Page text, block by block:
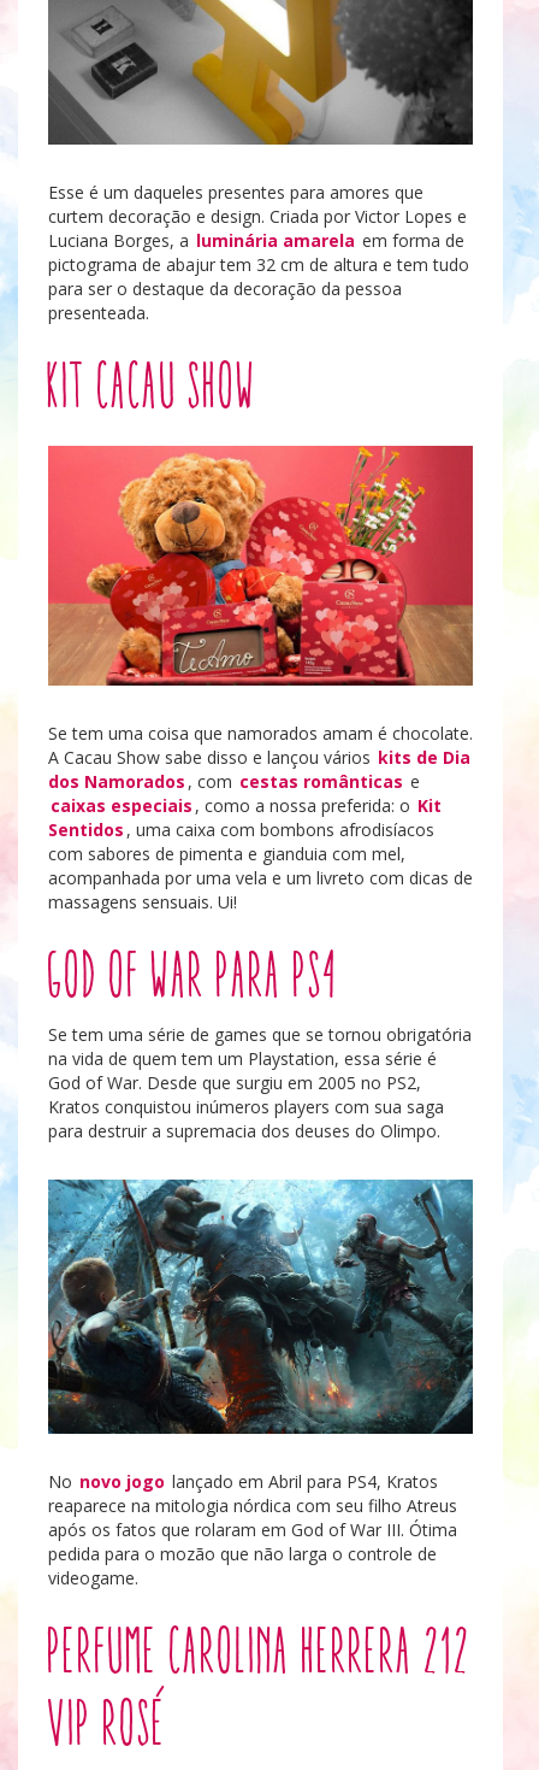
Esse é um daqueles presentes para amores que
curtem decoração e design. Criada por Victor Lopes e
Luciana Borges, a luminária amarela em forma de
pictograma de abajur tem 32 cm de altura e tem tudo
para ser o destaque da decoração da pessoa
presenteada.
Kit Cacau Show
Se tem uma coisa que namorados amam é chocolate.
A Cacau Show sabe disso e lançou vários kits de Dia
dos Namorados , com cestas românticas e
caixas especiais , como a nossa preferida: o Kit
Sentidos , uma caixa com bombons afrodisíacos
com sabores de pimenta e gianduia com mel,
acompanhada por uma vela e um livreto com dicas de
massagens sensuais. Ui!
God of War para PS4
Se tem uma série de games que se tornou obrigatória
na vida de quem tem um Playstation, essa série é
God of War. Desde que surgiu em 2005 no PS2,
Kratos conquistou inúmeros players com sua saga
para destruir a supremacia dos deuses do Olimpo.
No novo jogo lançado em Abril para PS4, Kratos
reaparece na mitologia nórdica com seu filho Atreus
após os fatos que rolaram em God of War III. Ótima
pedida para o mozão que não larga o controle de
videogame.
Perfume Carolina Herrera 212
VIP Rosé